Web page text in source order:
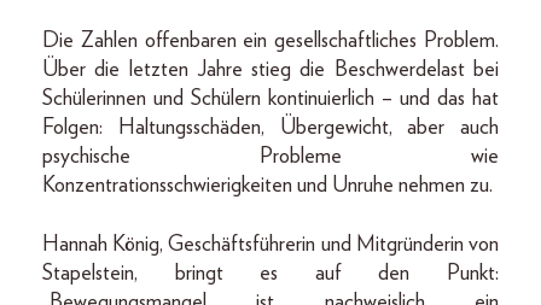
Die Zahlen offenbaren ein gesellschaftliches Problem.
Über die letzten Jahre stieg die Beschwerdelast bei
Schülerinnen und Schülern kontinuierlich – und das hat
Folgen: Haltungsschäden, Übergewicht, aber auch
psychische Probleme wie
Konzentrationsschwierigkeiten und Unruhe nehmen zu.
Hannah König, Geschäftsführerin und Mitgründerin von
Stapelstein, bringt es auf den Punkt: